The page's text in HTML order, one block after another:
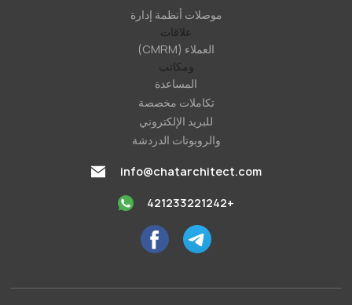
موصلات أنظمة إدارة
علاقات
العملاء (CMRM)
ومكاتب
المساعدة
تكاملات مخصصة
للبريد الإلكتروني
والروبوتات الدردشة
info@chatarchitect.com
+421233221242